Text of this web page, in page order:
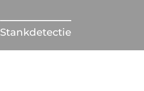
Stankdetectie